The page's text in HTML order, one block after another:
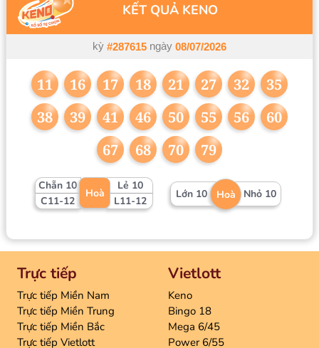
KẾT QUẢ KENO
kỳ #287615 ngày 08/07/2026
11 16 17 18 21 27 32
35
38
39 41 46 50 55 56
60
67
68 70 79
Chẵn 10
C11-12
Hoà
Lẻ 10
L11-12
Lớn 10 Hoà Nhỏ 10
Trực tiếp
Trực tiếp Miền Nam
Trực tiếp Miền Trung
Trực tiếp Miền Bắc
Trực tiếp Vietlott
Vietlott
Keno
Bingo 18
Mega 6/45
Power 6/55